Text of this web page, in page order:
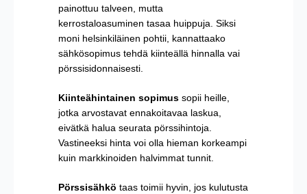
painottuu talveen, mutta
kerrostaloasuminen tasaa huippuja. Siksi
moni helsinkiläinen pohtii, kannattaako
sähkösopimus tehdä kiinteällä hinnalla vai
pörssisidonnaisesti.
Kiinteähintainen sopimus sopii heille,
jotka arvostavat ennakoitavaa laskua,
eivätkä halua seurata pörssihintoja.
Vastineeksi hinta voi olla hieman korkeampi
kuin markkinoiden halvimmat tunnit.
Pörssisähkö taas toimii hyvin, jos kulutusta